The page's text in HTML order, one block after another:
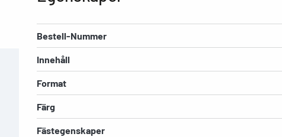
Bestell-Nummer
Innehåll
Format
Färg
Fästegenskaper